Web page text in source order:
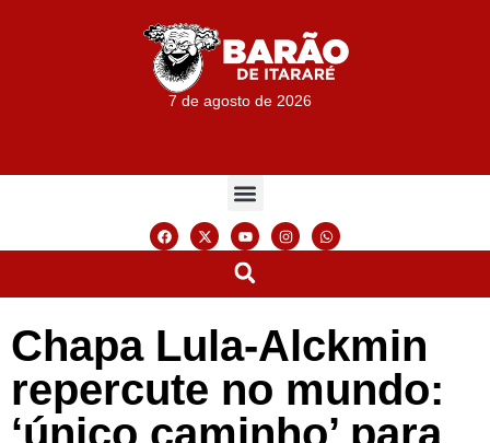
7 de agosto de 2026
Chapa Lula-Alckmin
repercute no mundo:
‘único caminho’ para